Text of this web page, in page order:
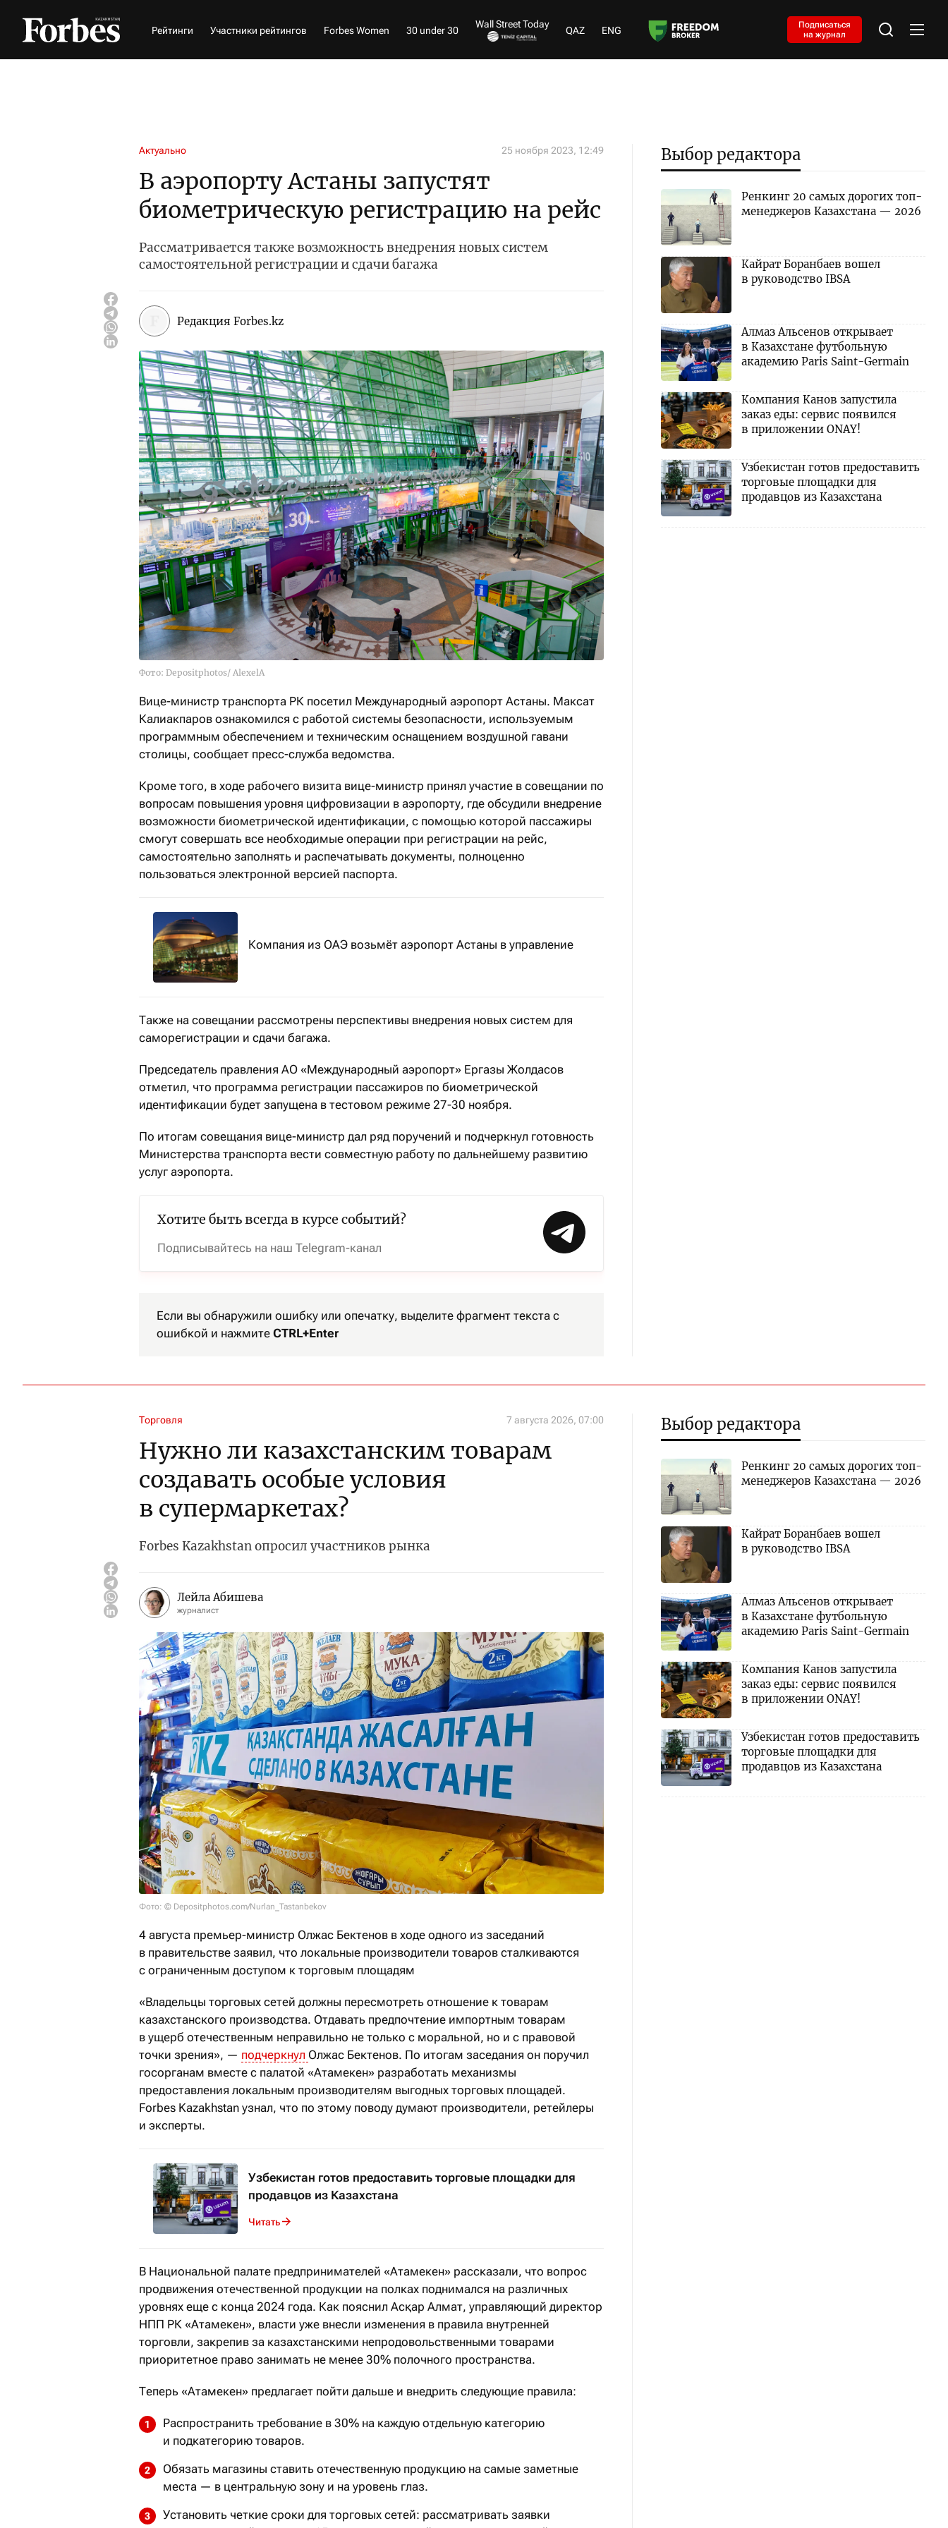
Рейтинги Участники рейтингов Forbes Women 30 under 30
Wall Street Today
QAZ ENG
Подписаться
на журнал
Актуально 25 ноября 2023, 12:49
В аэропорту Астаны запустят
биометрическую регистрацию на рейс
Рассматривается также возможность внедрения новых систем
самостоятельной регистрации и сдачи багажа
Редакция Forbes.kz
Фото: Depositphotos/ AlexelA
Вице-министр транспорта РК посетил Международный аэропорт Астаны. Максат
Калиакпаров ознакомился с работой системы безопасности, используемым
программным обеспечением и техническим оснащением воздушной гавани
столицы, сообщает пресс-служба ведомства.
Кроме того, в ходе рабочего визита вице-министр принял участие в совещании по
вопросам повышения уровня цифровизации в аэропорту, где обсудили внедрение
возможности биометрической идентификации, с помощью которой пассажиры
смогут совершать все необходимые операции при регистрации на рейс,
самостоятельно заполнять и распечатывать документы, полноценно
пользоваться электронной версией паспорта.
Компания из ОАЭ возьмёт аэропорт Астаны в управление
Также на совещании рассмотрены перспективы внедрения новых систем для
саморегистрации и сдачи багажа.
Председатель правления АО «Международный аэропорт» Ергазы Жолдасов
отметил, что программа регистрации пассажиров по биометрической
идентификации будет запущена в тестовом режиме 27-30 ноября.
По итогам совещания вице-министр дал ряд поручений и подчеркнул готовность
Министерства транспорта вести совместную работу по дальнейшему развитию
услуг аэропорта.
Хотите быть всегда в курсе событий?
Подписывайтесь на наш Telegram-канал
Если вы обнаружили ошибку или опечатку, выделите фрагмент текста с
ошибкой и нажмите CTRL+Enter
Выбор редактора
Ренкинг 20 самых дорогих топ-
менеджеров Казахстана — 2026
Кайрат Боранбаев вошел
в руководство IBSA
Алмаз Альсенов открывает
в Казахстане футбольную
академию Paris Saint-Germain
Компания Канов запустила
заказ еды: сервис появился
в приложении ONAY!
Узбекистан готов предоставить
торговые площадки для
продавцов из Казахстана
Торговля 7 августа 2026, 07:00
Нужно ли казахстанским товарам
создавать особые условия
в супермаркетах?
Forbes Kazakhstan опросил участников рынка
Лейла Абишева
журналист
Фото: © Depositphotos.com/Nurlan_Tastanbekov
4 августа премьер-министр Олжас Бектенов в ходе одного из заседаний
в правительстве заявил, что локальные производители товаров сталкиваются
с ограниченным доступом к торговым площадям
«Владельцы торговых сетей должны пересмотреть отношение к товарам
казахстанского производства. Отдавать предпочтение импортным товарам
в ущерб отечественным неправильно не только с моральной, но и с правовой
точки зрения», — подчеркнул Олжас Бектенов. По итогам заседания он поручил
госорганам вместе с палатой «Атамекен» разработать механизмы
предоставления локальным производителям выгодных торговых площадей.
Forbes Kazakhstan узнал, что по этому поводу думают производители, ретейлеры
и эксперты.
Узбекистан готов предоставить торговые площадки для
продавцов из Казахстана
Читать
В Национальной палате предпринимателей «Атамекен» рассказали, что вопрос
продвижения отечественной продукции на полках поднимался на различных
уровнях еще с конца 2024 года. Как пояснил Асқар Алмат, управляющий директор
НПП РК «Атамекен», власти уже внесли изменения в правила внутренней
торговли, закрепив за казахстанскими непродовольственными товарами
приоритетное право занимать не менее 30% полочного пространства.
Теперь «Атамекен» предлагает пойти дальше и внедрить следующие правила:
Распространить требование в 30% на каждую отдельную категорию
и подкатегорию товаров.
Обязать магазины ставить отечественную продукцию на самые заметные
места — в центральную зону и на уровень глаз.
Установить четкие сроки для торговых сетей: рассматривать заявки
Выбор редактора
Ренкинг 20 самых дорогих топ-
менеджеров Казахстана — 2026
Кайрат Боранбаев вошел
в руководство IBSA
Алмаз Альсенов открывает
в Казахстане футбольную
академию Paris Saint-Germain
Компания Канов запустила
заказ еды: сервис появился
в приложении ONAY!
Узбекистан готов предоставить
торговые площадки для
продавцов из Казахстана